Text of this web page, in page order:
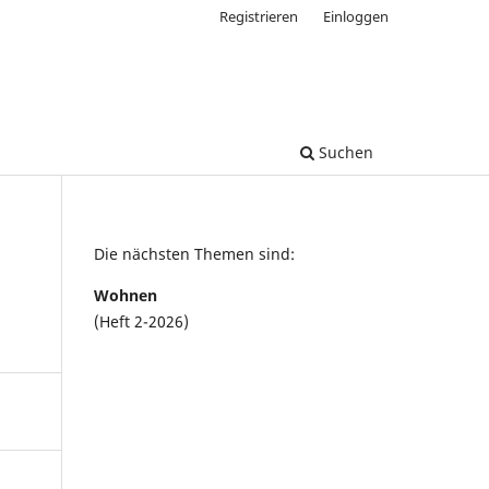
Suchen
Registrieren Einloggen
Die nächsten Themen sind:
Wohnen
(Heft 2-2026)